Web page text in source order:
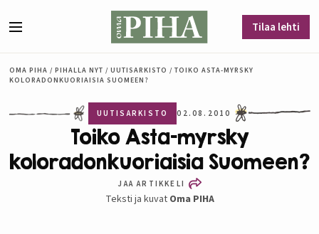
Tilaa lehti
OMA PIHA / PIHALLA NYT / UUTISARKISTO / TOIKO ASTA-MYRSKY
KOLORADONKUORIAISIA SUOMEEN?
UUTISARKISTO 02.08.2010
Toiko Asta-myrsky
koloradonkuoriaisia Suomeen?
JAA ARTIKKELI
Teksti ja kuvat Oma PIHA